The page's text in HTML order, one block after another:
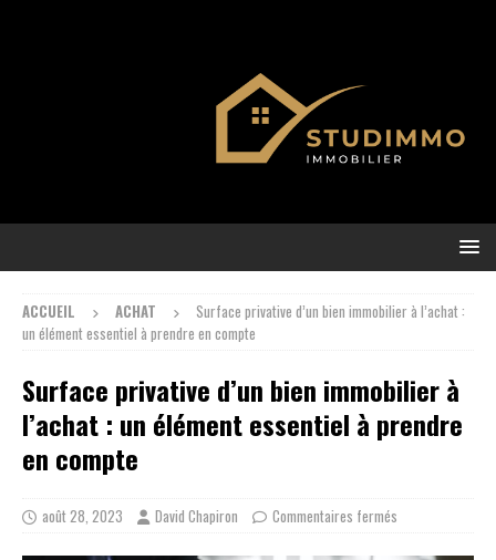
ACCUEIL ACHAT
Surface privative d’un bien immobilier à l’achat :
un élément essentiel à prendre en compte
Surface privative d’un bien immobilier à
l’achat : un élément essentiel à prendre
en compte
août 28, 2023 David Chapiron Commentaires fermés